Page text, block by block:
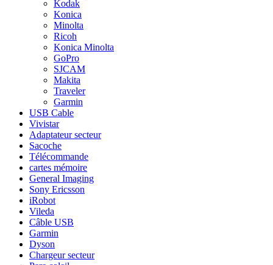
Kodak
Konica
Minolta
Ricoh
Konica Minolta
GoPro
SJCAM
Makita
Traveler
Garmin
USB Cable
Vivistar
Adaptateur secteur
Sacoche
Télécommande
cartes mémoire
General Imaging
Sony Ericsson
iRobot
Vileda
Câble USB
Garmin
Dyson
Chargeur secteur